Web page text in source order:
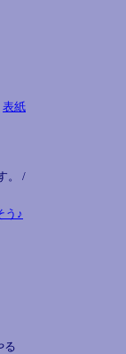
表紙
。 /
う♪
る